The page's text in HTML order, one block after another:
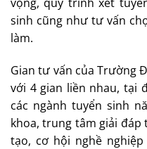
sinh cũng như tư vấn
làm.
Gian tư vấn của Trường
với 4 gian liền nhau, tại
các ngành tuyển sinh
khoa, trung tâm giải
tạo, cơ hội nghề